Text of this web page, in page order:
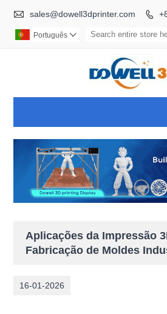
 sales@dowell3dprinter.com 
Português 
Aplicações da Impressão
Fabricação de Moldes
16-01-2026